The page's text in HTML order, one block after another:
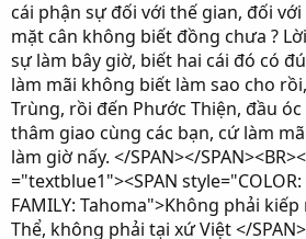
cái phận sự đối với thế gian, đối
mặt cân không biết đồng chưa ?
sự làm bây giờ, biết hai cái đó có
làm mãi không biết làm sao cho
Trùng, rồi đến Phước Thiện, đầu
thâm giao cùng các bạn, cứ làm
làm giờ nấy. </SPAN></
="textblue1"><SPAN style="COLOR:
FAMILY: Tahoma">Không phải
Thể, không phải tại xứ Việt </